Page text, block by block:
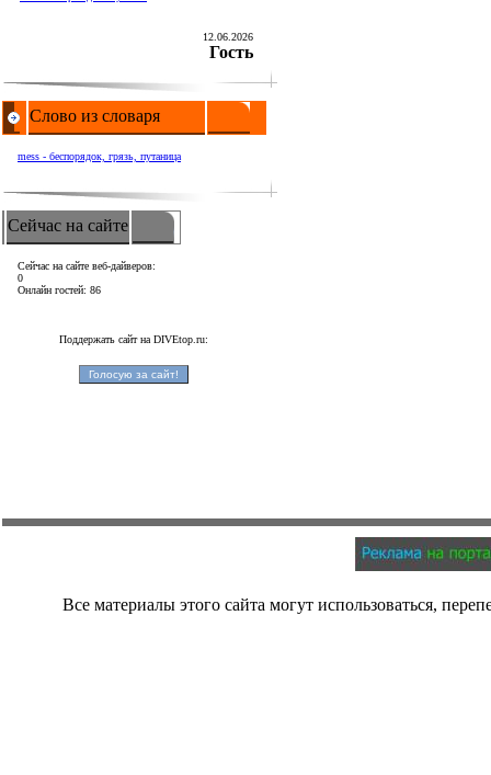
12.06.2026
Гость
Слово из словаря
mess - беспорядок, грязь, путаница
Сейчас на сайте
Сейчас на сайте веб-дайверов:
0
Онлайн гостей: 86
Поддержать сайт на DIVEtop.ru:
Все материалы этого сайта могут использоваться,